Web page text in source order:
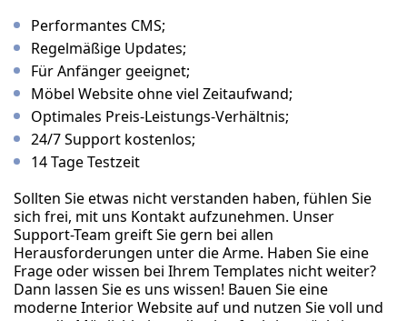
Performantes CMS;
Regelmäßige Updates;
Für Anfänger geeignet;
Möbel Website ohne viel Zeitaufwand;
Optimales Preis-Leistungs-Verhältnis;
24/7 Support kostenlos;
14 Tage Testzeit
Sollten Sie etwas nicht verstanden haben, fühlen Sie
sich frei, mit uns Kontakt aufzunehmen. Unser
Support-Team greift Sie gern bei allen
Herausforderungen unter die Arme. Haben Sie eine
Frage oder wissen bei Ihrem Templates nicht weiter?
Dann lassen Sie es uns wissen! Bauen Sie eine
moderne Interior Website auf und nutzen Sie voll und